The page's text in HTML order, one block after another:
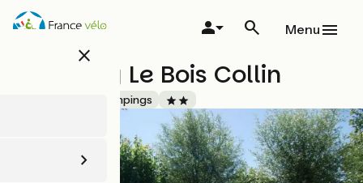
Aller
au
close
Menu
Camping Le Bois Collin
Campings